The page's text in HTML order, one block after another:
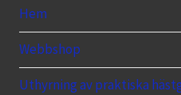
Hem
Webbshop
Uthyrning av praktiska